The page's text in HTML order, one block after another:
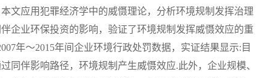
文应用犯罪经济学中的威慑理论，分析环境规制发挥治理
企业环保投资的影响，验证了环境规制发挥威慑效应的重
年～2015年间企业环境行政处罚数据，实证结果显示:目
同伴影响路径，环境规制产生威慑效应.此外，企业规模、